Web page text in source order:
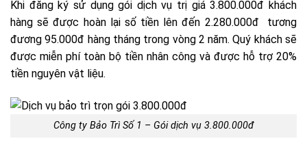
Khi đăng ký sử dụng gói dịch vụ trị giá 3.800.000đ khách
hàng sẽ được hoàn lại số tiền lên đến 2.280.000đ tương
đương 95.000đ hàng tháng trong vòng 2 năm. Quý khách sẽ
được miễn phí toàn bộ tiền nhân công và được hỗ trợ 20%
tiền nguyên vật liệu.
Công ty Bảo Trì Số 1 – Gói dịch vụ 3.800.000đ